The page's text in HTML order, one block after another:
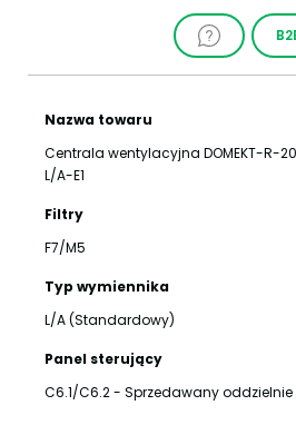
Nazwa towaru
Centrala wentylacyjna DOMEKT-R-
L/A-E1
Filtry
F7/M5
Typ wymiennika
L/A (Standardowy)
Panel sterujący
C6.1/C6.2 - Sprzedawany oddzielnie